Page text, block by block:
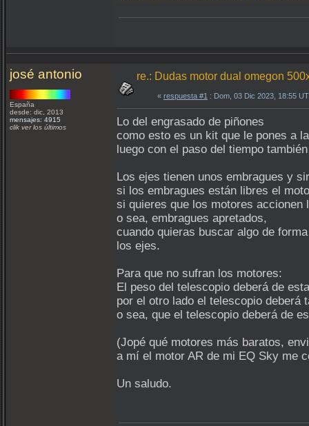
josé antonio
España
desde: dic, 2013
mensajes: 4915
clik ver los últimos
re.: Dudas motor dual omegon
« respuesta #1 : Dom, 03 Dic 2023, 18:55
Lo del engrasado de piñones
como esto es un kit que le pones a
luego con el paso del tiempo
Los ejes tienen unos embragues y
si los embragues están libres el
si quieres que los motores accionen
o sea, embragues apretados,
cuando quieras buscar algo de
los ejes.
Para que no sufran los motores:
El peso del telescopio deberá de
por el otro lado el telescopio deberá
o sea, que el telescopio deberá de
(Jopé qué motores más baratos,
a mí el motor AR de mi EQ Sky me
Un saludo.